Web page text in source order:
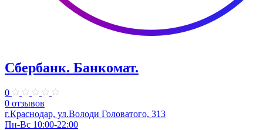
Сбербанк. Банкомат.
0
0 отзывов
г.Краснодар, ул.​Володи Головатого, 313
Пн-Вс 10:00-22:00